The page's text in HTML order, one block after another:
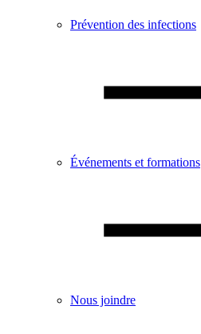
Prévention des infections
Événements et formations
Nous joindre